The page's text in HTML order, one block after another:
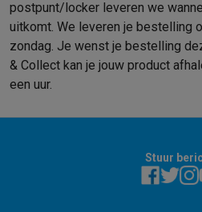
postpunt/locker leveren we
uitkomt. We leveren je bestelling
zondag. Je wenst je bestelling
& Collect kan je jouw product
een uur.
Stuur